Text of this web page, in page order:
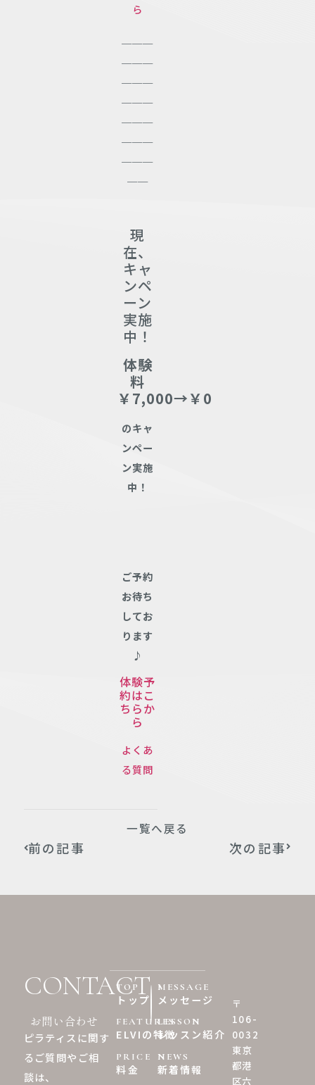
ら
現
在、
キャ
ンペ
ーン
実施
中！
体験
料
￥7,000→￥0
のキャ
ンペー
ン実施
中！
ご予約
お待ち
してお
ります
♪
体験予
約はこ
ちらか
ら
よくあ
る質問
一覧へ戻る
前の記事 次の記事
CONTACT
お問い合わせ
ピラティスに関す
るご質問やご相
談は、
TOP
トップ
MESSAGE
メッセージ
FEATURES
ELVIの特徴
LESSON
レッスン紹介
PRICE
料金
NEWS
新着情報
〒
106-
0032
東京
都港
区六